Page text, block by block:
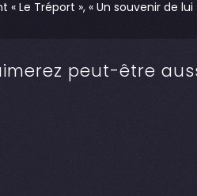
« Le Tréport », « Un souvenir de
peut-être